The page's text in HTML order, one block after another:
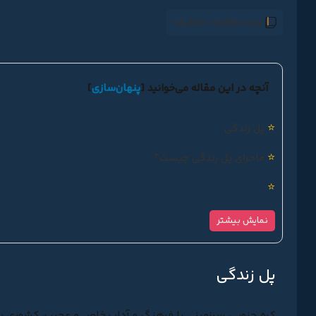
زمان مطالعه : 5دقیقه
آنچه در این مقاله می‌خوانید [پنهان‌سازی]
⭐ پل زندگی
⭐ ماجرای پل زندگی چیست؟
⭐
نمایش بیشتر
پل زندگی